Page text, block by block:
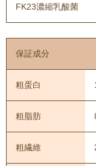
FK23濃縮乳酸菌
保証成分
粗蛋白
粗脂肪
粗繊維